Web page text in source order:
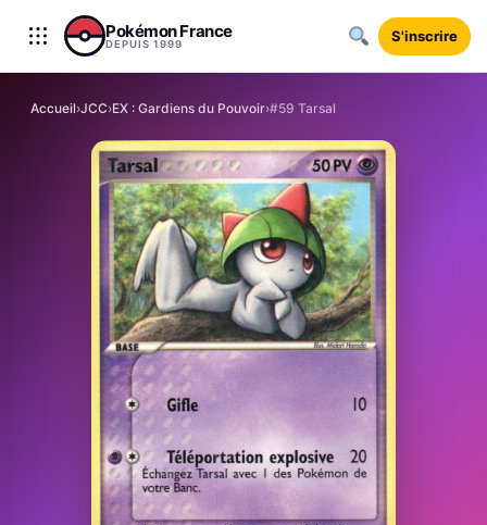
Aller au contenu
Pokémon France
DEPUIS 1999 S'inscrire
Accueil›JCC›EX : Gardiens du Pouvoir›#59 Tarsal